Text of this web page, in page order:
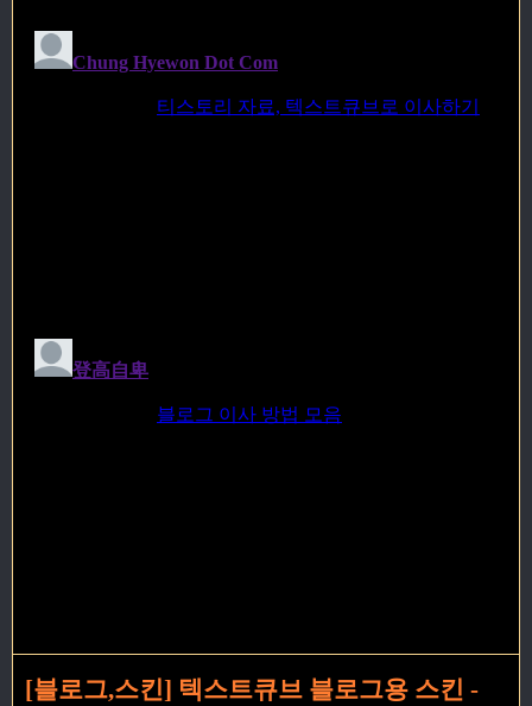
[블로그,스킨] 텍스트큐브 블로그용 스킨 -